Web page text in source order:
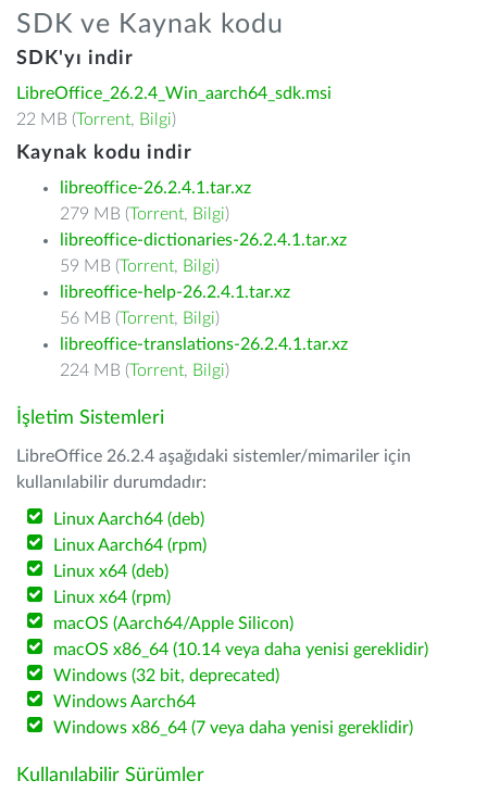
SDK ve Kaynak kodu
SDK'yı indir
LibreOffice_26.2.4_Win_aarch64_sdk.msi
22 MB (Torrent, Bilgi)
Kaynak kodu indir
libreoffice-26.2.4.1.tar.xz
279 MB (Torrent, Bilgi)
libreoffice-dictionaries-26.2.4.1.tar.xz
59 MB (Torrent, Bilgi)
libreoffice-help-26.2.4.1.tar.xz
56 MB (Torrent, Bilgi)
libreoffice-translations-26.2.4.1.tar.xz
224 MB (Torrent, Bilgi)
İşletim Sistemleri
LibreOffice 26.2.4 aşağıdaki sistemler/mimariler için
kullanılabilir durumdadır:
Linux Aarch64 (deb)
Linux Aarch64 (rpm)
Linux x64 (deb)
Linux x64 (rpm)
macOS (Aarch64/Apple Silicon)
macOS x86_64 (10.14 veya daha yenisi gereklidir)
Windows (32 bit, deprecated)
Windows Aarch64
Windows x86_64 (7 veya daha yenisi gereklidir)
Kullanılabilir Sürümler